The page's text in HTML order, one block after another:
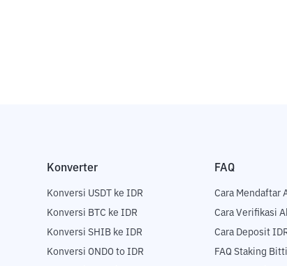
Konverter
Konversi USDT ke IDR
Konversi BTC ke IDR
Konversi SHIB ke IDR
Konversi ONDO to IDR
FAQ
Cara Mendaftar
Cara Verifikasi
Cara Deposit
FAQ Staking